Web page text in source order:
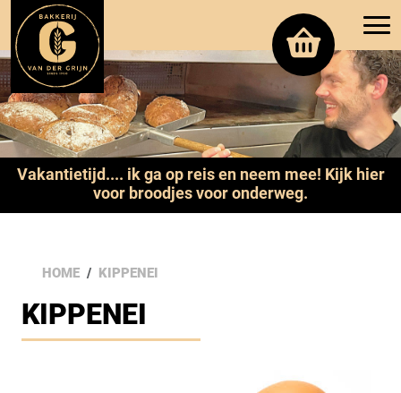
Vakantietijd.... ik ga op reis en neem mee! Kijk hier
voor broodjes voor onderweg.
HOME KIPPENEI
KIPPENEI